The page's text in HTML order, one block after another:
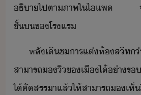
ธิา​ไป​ตา​ภาพ​ใ​ไ​แพ​
ชั้​ข​โรแร
หลั​เิ​ช​าร​แต่​ห้​สีท​
สาารถ​​ิ​ข​เื​ไ้​่า​
ไ้​คัสรร​า​แล้​ให้​สาารถ​เห็